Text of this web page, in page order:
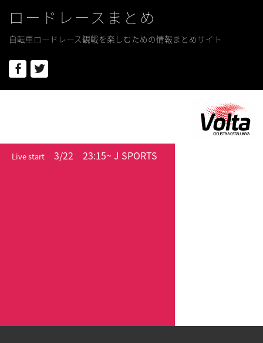
ロードレースまとめ
自転車ロードレース観戦を楽しむための情報まとめサイト
Facebook
Live start 3/22 23:15~ J SPORTS